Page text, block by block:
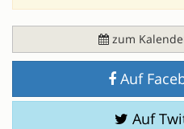
zum
Auf
Auf